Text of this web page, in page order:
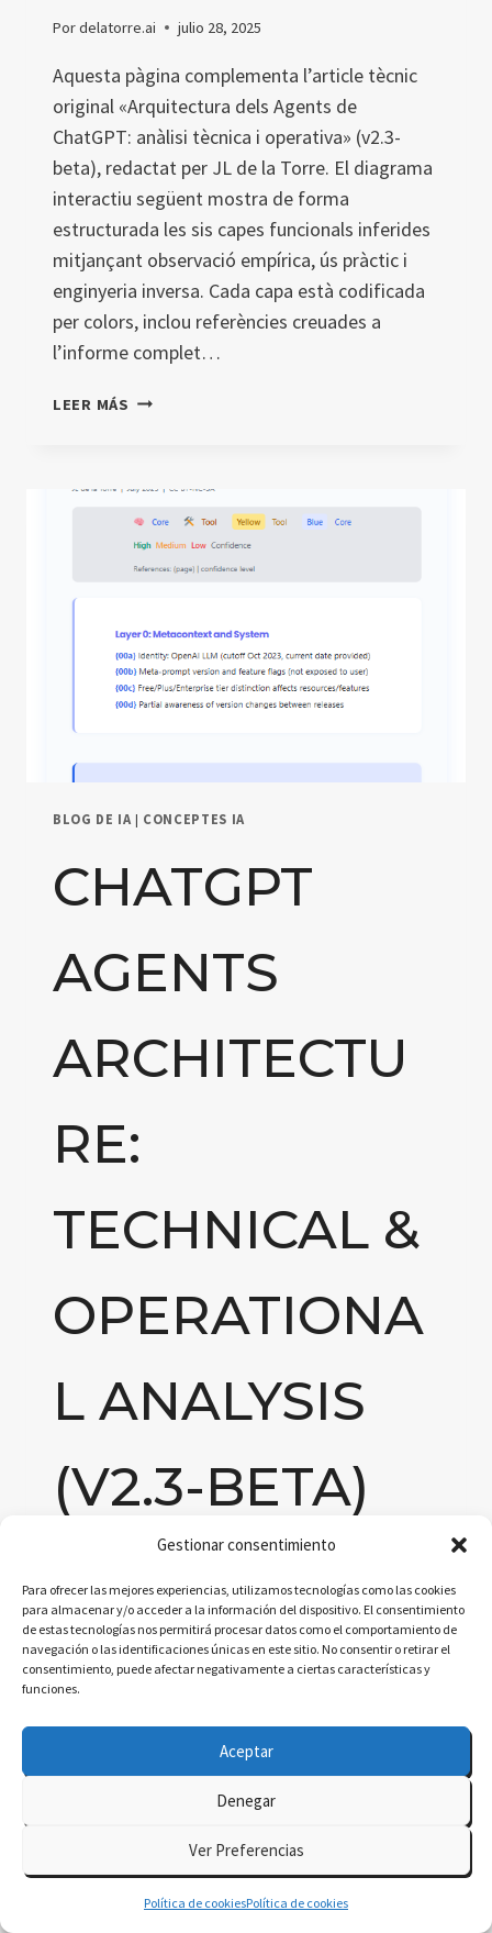
Gestionar consentimiento
Para ofrecer las mejores experiencias, utilizamos tecnologías como las cookies
para almacenar y/o acceder a la información del dispositivo. El consentimiento
de estas tecnologías nos permitirá procesar datos como el comportamiento de
navegación o las identificaciones únicas en este sitio. No consentir o retirar el
consentimiento, puede afectar negativamente a ciertas características y
funciones.
Aceptar
Denegar
Ver Preferencias
Política de cookiesPolítica de cookies
Pordelatorre.ai julio 28, 2025
Aquesta pàgina complementa l’article tècnic
original «Arquitectura dels Agents de
ChatGPT: anàlisi tècnica i operativa» (v2.3-
beta), redactat per JL de la Torre. El diagrama
interactiu següent mostra de forma
estructurada les sis capes funcionals inferides
mitjançant observació empírica, ús pràctic i
enginyeria inversa. Cada capa està codificada
per colors, inclou referències creuades a
l’informe complet…
LEER MÁS DIAGRAMA
AGENTS
DE
CHATGPT
(V2.3-
BLOG DE IA | CONCEPTES IA
CHATGPT
AGENTS
ARCHITECTU
RE:
TECHNICAL &
OPERATIONA
L ANALYSIS
(V2.3-BETA)
This page provides a visual companion to the
in-depth article “ChatGPT Agents Architecture:
Technical and Operational Analysis” (v2.3-
beta), authored by JL de la Torre. The
interactive diagram below outlines the six
functional layers inferred from empirical
usage, reverse engineering, and tool-level
includes traceable references to the full report.
This…